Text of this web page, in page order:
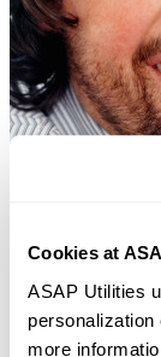
Cookies at
ASAP Utilities
more